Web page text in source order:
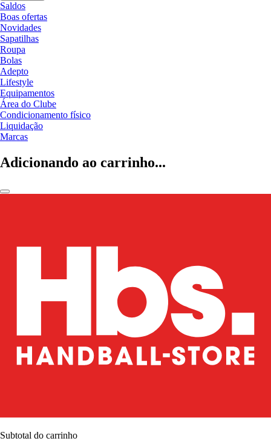
Saldos
Boas ofertas
Novidades
Sapatilhas
Roupa
Bolas
Adepto
Lifestyle
Equipamentos
Área do Clube
Condicionamento físico
Liquidação
Marcas
Adicionando ao carrinho...
Subtotal do carrinho